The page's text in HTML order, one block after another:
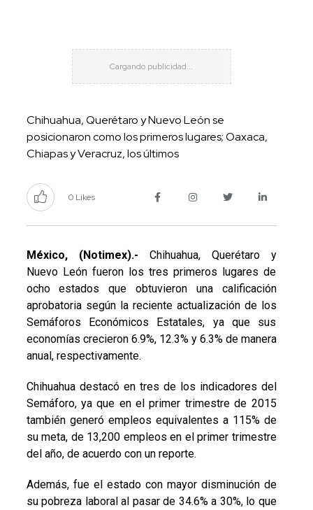
Chihuahua, Querétaro y Nuevo León se
posicionaron como los primeros lugares; Oaxaca,
Chiapas y Veracruz, los últimos
0 Likes
México, (Notimex).- Chihuahua, Querétaro y
Nuevo León fueron los tres primeros lugares de
ocho estados que obtuvieron una calificación
aprobatoria según la reciente actualización de los
Semáforos Económicos Estatales, ya que sus
economías crecieron 6.9%, 12.3% y 6.3% de manera
anual, respectivamente.
Chihuahua destacó en tres de los indicadores del
Semáforo, ya que en el primer trimestre de 2015
también generó empleos equivalentes a 115% de
su meta, de 13,200 empleos en el primer trimestre
del año, de acuerdo con un reporte.
Además, fue el estado con mayor disminución de
su pobreza laboral al pasar de 34.6% a 30%, lo que